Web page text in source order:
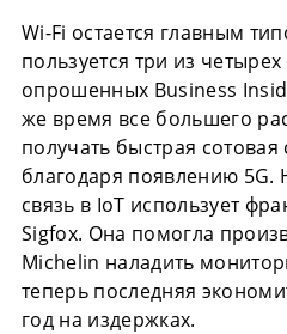
Wi-Fi остается главным
пользуется три из
опрошенных Business
же время все большего
получать быстрая
благодаря появлению
связь в IoT использует
Sigfox. Она помогла
Michelin наладить
теперь последняя
год на издержках.